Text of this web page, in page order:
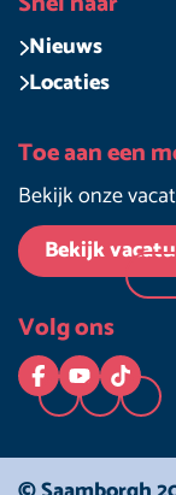
Nieuws
Locaties
Toe aan een
Bekijk onze
Bekijk
Volg ons
Logo Facebook
LogoLogo